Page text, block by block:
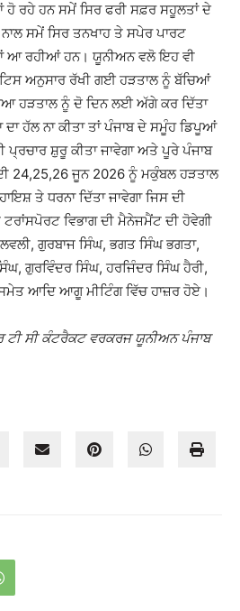
ਹੋ ਰਹੇ ਹਨ ਸਮੇਂ ਸਿਰ ਫਰੀ ਸਫ਼ਰ ਸਹੂਲਤਾਂ ਦੇ
ਸਮੇਂ ਸਿਰ ਤਨਖਾਹ ਤੇ ਸਪੇਰ ਪਾਰਟ
ਆ ਰਹੀਆਂ ਹਨ। ਯੂਨੀਅਨ ਵਲੋ ਇਹ ਵੀ
ਅਨੁਸਾਰ ਰੱਖੀ ਗਈ ਹੜਤਾਲ ਨੂੰ ਬੱਚਿਆਂ
ਹੜਤਾਲ ਨੂੰ ਦੋ ਦਿਨ ਲਈ ਅੱਗੇ ਕਰ ਦਿੱਤਾ
ਹੱਲ ਨਾ ਕੀਤਾ ਤਾਂ ਪੰਜਾਬ ਦੇ ਸਮੂੰਹ ਡਿਪੂਆਂ
ਪ੍ਰਚਾਰ ਸ਼ੁਰੂ ਕੀਤਾ ਜਾਵੇਗਾ ਅਤੇ ਪੂਰੇ ਪੰਜਾਬ
24,25,26 ਜੂਨ 2026 ਨੂੰ ਮਕੁੰਬਲ ਹੜਤਾਲ
ਤੇ ਧਰਨਾ ਦਿੱਤਾ ਜਾਵੇਗਾ ਜਿਸ ਦੀ
ਵਿਭਾਗ ਦੀ ਮੈਨੇਜਮੈਂਟ ਦੀ ਹੋਵੇਗੀ
ਗੁਰਬਾਜ ਸਿੰਘ, ਭਗਤ ਸਿੰਘ ਭਗਤਾ,
ਗੁਰਵਿੰਦਰ ਸਿੰਘ, ਹਰਜਿੰਦਰ ਸਿੰਘ ਹੈਰੀ,
ਆਦਿ ਆਗੂ ਮੀਟਿੰਗ ਵਿੱਚ ਹਾਜ਼ਰ ਹੋਏ।
ਸੀ ਕੰਟਰੈਕਟ ਵਰਕਰਜ ਯੂਨੀਅਨ ਪੰਜਾਬ